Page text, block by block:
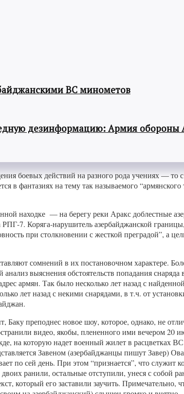
ВС минометов
дезинформацию: Армия обороны
боевых действий на разного рода учениях — то
в фантазиях на тему так называемого
находке — на берегу реки Аракс доблестные
7. Коряга-нарушитель азербайджанской
при столкновении с жесткой преградой”, а
сомнений в их постановочном характере.
выяснения обстоятельств попадания
армян. Так было несколько лет назад с
лет назад с некими снарядами, в т.ч. от
Баку преподнес новое шоу, которое, однако, не
видео, якобы, плененного ими вечером
на которую надет военный жилет в расцветках
Завеном (азербайджанцы пишут Завер)
по сей день. При этом “признается”, что служит
ранили, остальные отступили, унеся с собой
который его заставили заучить. Примечательно,